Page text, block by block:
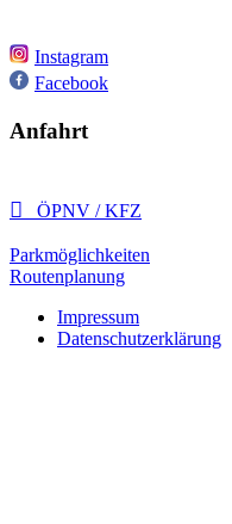
Instagram
Facebook
Anfahrt
 ÖPNV / KFZ
Parkmöglichkeiten
Routenplanung
Impressum
Datenschutzerklärung